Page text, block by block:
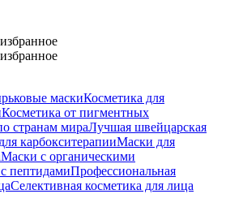
маскиКосметика для
Косметика от пигментных
странам мираЛучшая швейцарская
карбокситерапииМаски для
Маски с органическими
пептидамиПрофессиональная
Селективная косметика для лица